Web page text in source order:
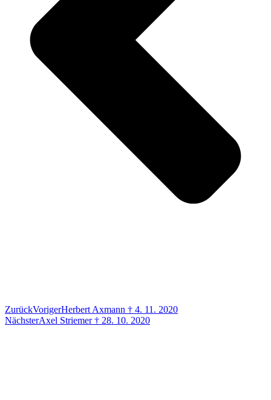
ZurückVorigerHerbert Axmann † 4. 11. 2020
NächsterAxel Striemer † 28. 10. 2020